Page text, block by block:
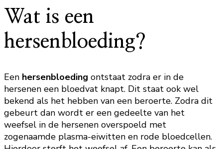
Wat is een
hersenbloeding?
Een hersenbloeding ontstaat zodra er in de
hersenen een bloedvat knapt. Dit staat ook wel
bekend als het hebben van een beroerte. Zodra dit
gebeurt dan wordt er een gedeelte van het
weefsel in de hersenen overspoeld met
zogenaamde plasma-eiwitten en rode bloedcellen.